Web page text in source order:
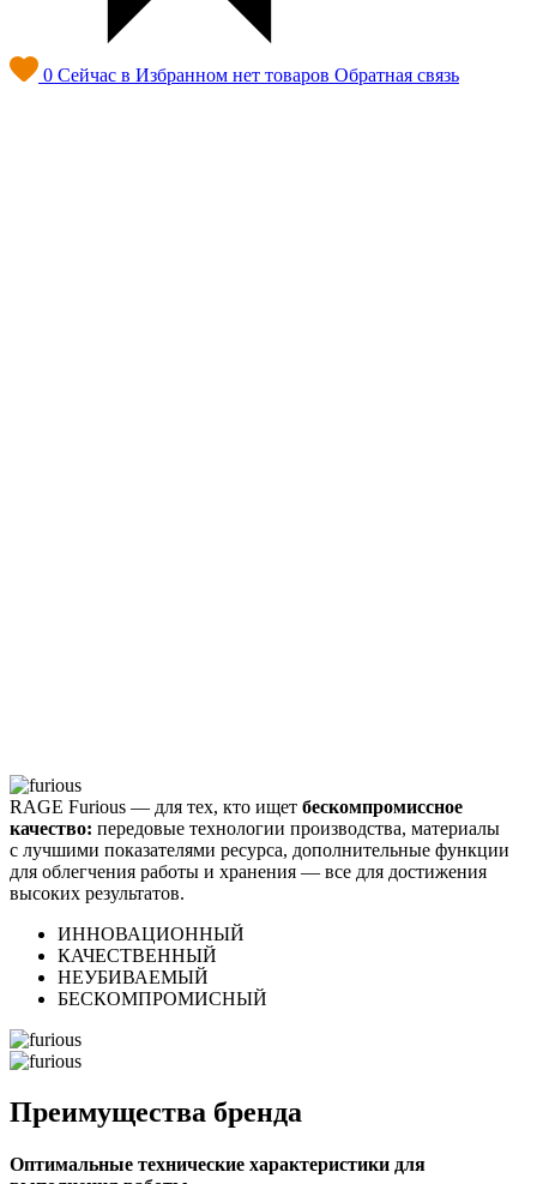
0 Сейчас в Избранном нет товаров Обратная связь
RAGE Furious — для тех, кто ищет бескомпромиссное
качество: передовые технологии производства, материалы
с лучшими показателями ресурса, дополнительные функции
для облегчения работы и хранения — все для достижения
высоких результатов.
ИННОВАЦИОННЫЙ
КАЧЕСТВЕННЫЙ
НЕУБИВАЕМЫЙ
БЕСКОМПРОМИСНЫЙ
Преимущества бренда
Оптимальные технические характеристики для